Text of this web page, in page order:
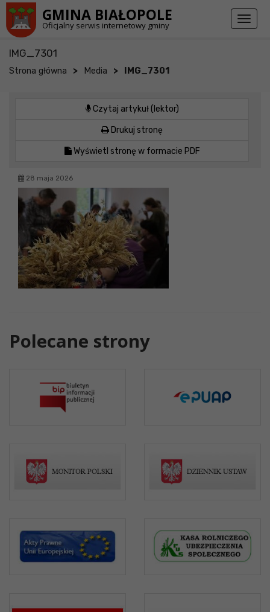
GMINA BIAŁOPOLE
Oficjalny serwis internetowy gminy
Toggle
IMG_7301
Strona główna > Media > IMG_7301
Czytaj artykuł (lektor)
Drukuj stronę
Wyświetl stronę w formacie PDF
28 maja 2026
Polecane strony